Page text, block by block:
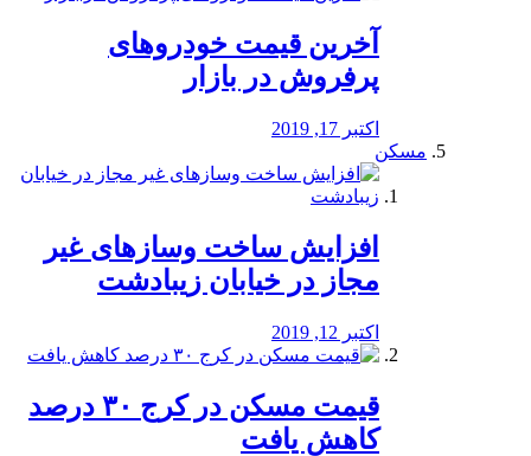
آخرین قیمت خودرو‌های
پرفروش در بازار
اکتبر 17, 2019
مسکن
افزایش ساخت وسازهای غیر
مجاز در خیابان زیبادشت
اکتبر 12, 2019
️قیمت مسکن در کرج ۳۰ درصد
کاهش یافت